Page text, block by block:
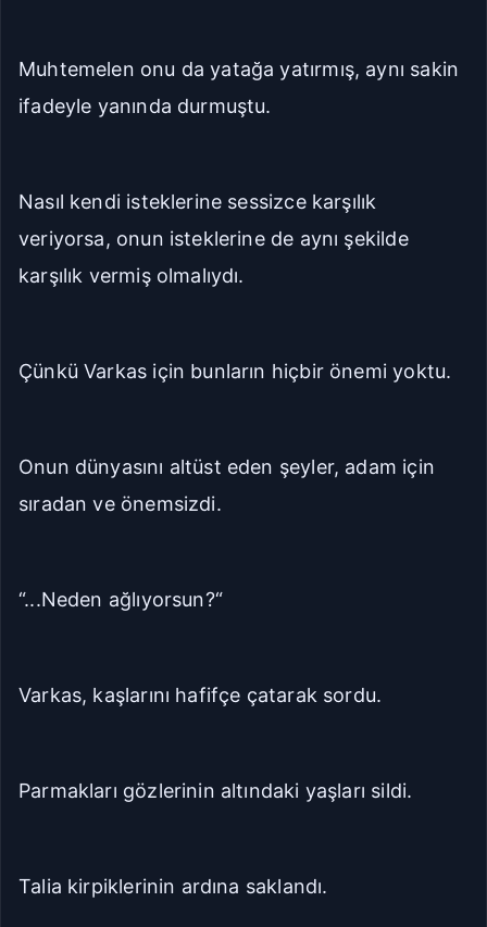
Muhtemelen onu da yatağa yatırmış, aynı sakin
ifadeyle yanında durmuştu.
Nasıl kendi isteklerine sessizce karşılık
veriyorsa, onun isteklerine de aynı şekilde
karşılık vermiş olmalıydı.
Çünkü Varkas için bunların hiçbir önemi yoktu.
Onun dünyasını altüst eden şeyler, adam için
sıradan ve önemsizdi.
“...Neden ağlıyorsun?“
Varkas, kaşlarını hafifçe çatarak sordu.
Parmakları gözlerinin altındaki yaşları sildi.
Talia kirpiklerinin ardına saklandı.